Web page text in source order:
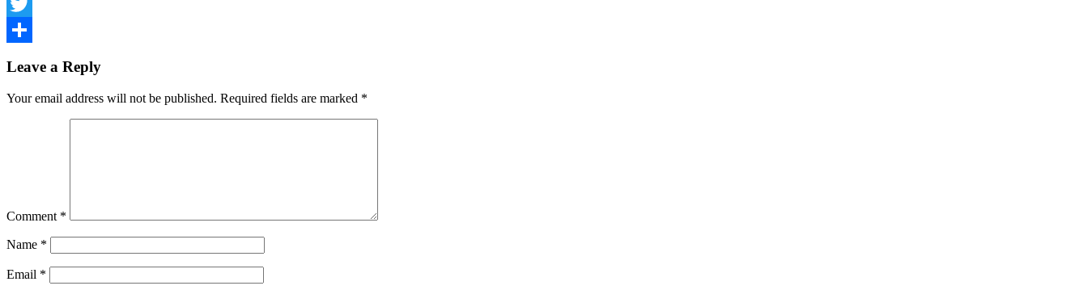
Email
Twitter
Leave a Reply
Your email address will not be published. Required fields are marked *
Comment *
Name *
Email *